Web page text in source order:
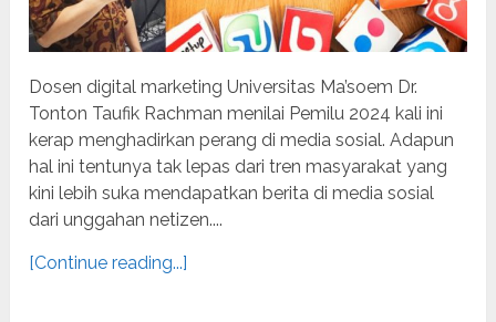
Dosen digital marketing Universitas Ma’soem Dr.
Tonton Taufik Rachman menilai Pemilu 2024 kali ini
kerap menghadirkan perang di media sosial. Adapun
hal ini tentunya tak lepas dari tren masyarakat yang
kini lebih suka mendapatkan berita di media sosial
dari unggahan netizen....
[Continue reading...]